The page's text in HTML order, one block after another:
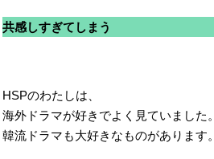
共感しすぎてしまう
HSPのわたしは、
海外ドラマが好きでよく見ていました。
韓流ドラマも大好きなものがあります。